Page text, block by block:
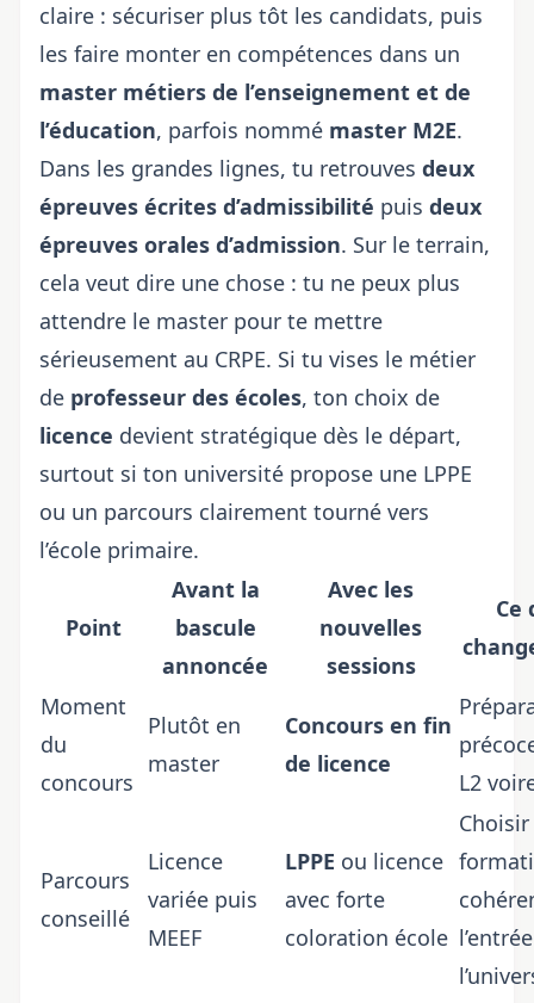
claire : sécuriser plus tôt les candidats, puis
les faire monter en compétences dans un
master métiers de l’enseignement et de
l’éducation, parfois nommé master M2E.
Dans les grandes lignes, tu retrouves deux
épreuves écrites d’admissibilité puis deux
épreuves orales d’admission. Sur le terrain,
cela veut dire une chose : tu ne peux plus
attendre le master pour te mettre
sérieusement au CRPE. Si tu vises le métier
de professeur des écoles, ton choix de
licence devient stratégique dès le départ,
surtout si ton université propose une LPPE
ou un parcours clairement tourné vers
l’école primaire.
Point
Avant la
bascule
annoncée
Avec les
nouvelles
sessions
Ce
Moment
du
concours
Plutôt en
master
Concours en fin
de licence
L2
Parcours
conseillé
Licence
variée puis
MEEF
LPPE ou licence
avec forte
coloration école